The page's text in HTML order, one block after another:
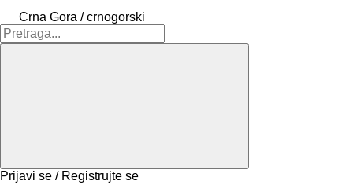
Crna Gora / crnogorski
Prijavi se / Registrujte se